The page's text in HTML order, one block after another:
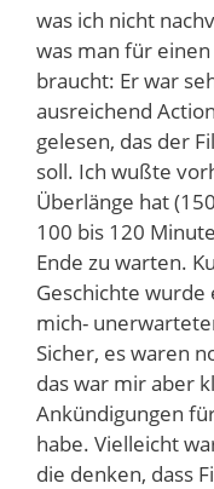
was ich nicht
was man für
braucht: Er war
ausreichend
gelesen, das der
soll. Ich wußte
Überlänge hat
100 bis 120
Ende zu warten.
Geschichte
mich-
Sicher, es waren
das war mir aber
Ankündigungen
habe. Vielleicht
die denken, dass